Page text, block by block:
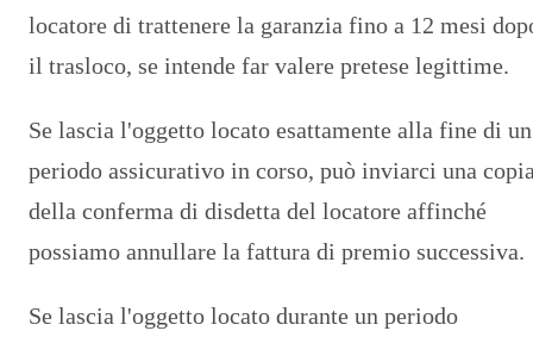
locatore di trattenere la garanzia fino a 12 mesi
il trasloco, se intende far valere pretese legittime.
Se lascia l'oggetto locato esattamente alla fine di un
periodo assicurativo in corso, può inviarci una
della conferma di disdetta del locatore affinché
possiamo annullare la fattura di premio successiva.
Se lascia l'oggetto locato durante un periodo